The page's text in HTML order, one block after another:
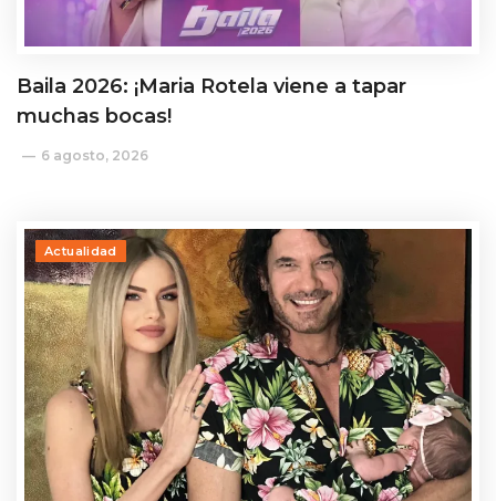
Baila 2026: ¡Maria Rotela viene a tapar
muchas bocas!
6 agosto, 2026
Actualidad